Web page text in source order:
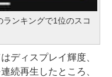
ンキングで1位のスコ
ディスプレイ輝度、
続再生したところ、